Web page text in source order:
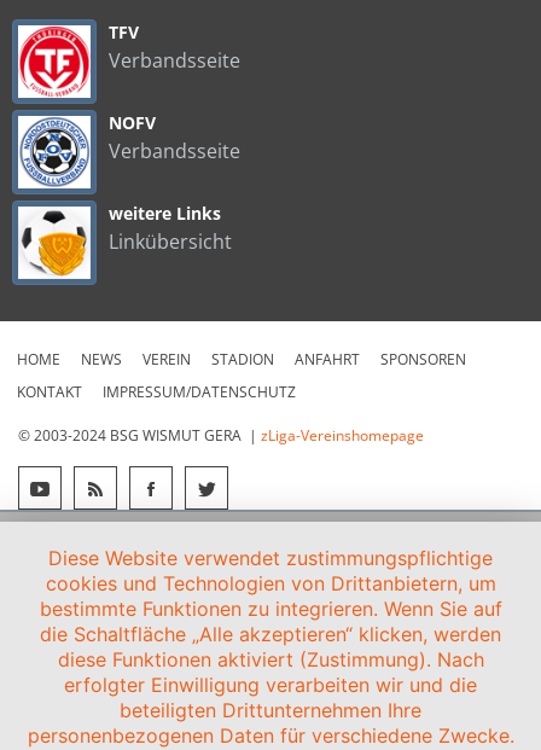
TFV
Verbandsseite
NOFV
Verbandsseite
weitere Links
Linkübersicht
HOME NEWS VEREIN STADION ANFAHRT
SPONSOREN
KONTAKT
IMPRESSUM/DATENSCHUTZ
© 2003-2024 BSG WISMUT GERA | zLiga-Vereinshomepage
Diese Website verwendet zustimmungspflichtige
cookies und Technologien von Drittanbietern, um
bestimmte Funktionen zu integrieren. Wenn Sie auf
die Schaltfläche „Alle akzeptieren“ klicken, werden
diese Funktionen aktiviert (Zustimmung). Nach
erfolgter Einwilligung verarbeiten wir und die
beteiligten Drittunternehmen Ihre
personenbezogenen Daten für verschiedene Zwecke.